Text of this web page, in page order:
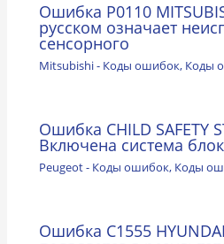
Ошибка P0110
русском означает
сенсорного
Mitsubishi - Коды ошибок, Коды
Ошибка CHILD SAFETY
Включена система
Peugeot - Коды ошибок, Коды
Ошибка C1555